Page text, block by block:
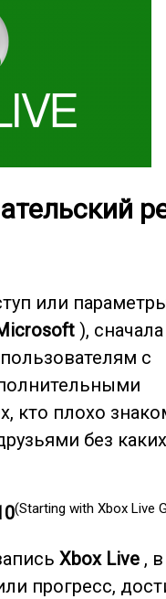
или
), сначала
с
кто плохо
без
(Starting with Xbox Live
Xbox Live, в
прогресс,